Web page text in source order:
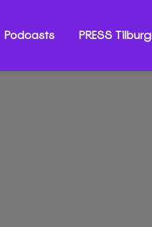
Podcasts PRESS Tilburg